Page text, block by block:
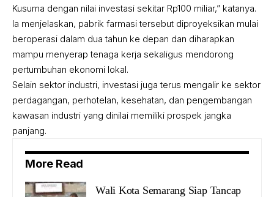
Kusuma dengan nilai investasi sekitar Rp100 miliar,” katanya.
Ia menjelaskan, pabrik farmasi tersebut diproyeksikan mulai
beroperasi dalam dua tahun ke depan dan diharapkan
mampu menyerap tenaga kerja sekaligus mendorong
pertumbuhan ekonomi lokal.
Selain sektor industri, investasi juga terus mengalir ke sektor
perdagangan, perhotelan, kesehatan, dan pengembangan
kawasan industri yang dinilai memiliki prospek jangka
panjang.
More Read
Wali Kota Semarang Siap Tancap